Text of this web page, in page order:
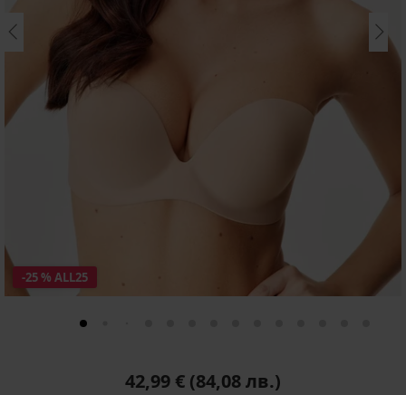
-25 % ALL25
42,99 € (84,08 лв.)